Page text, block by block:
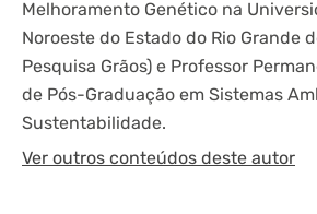
Melhoramento Genético na
Noroeste do Estado do Rio Grande
Pesquisa Grãos) e Professor
de Pós-Graduação em Sistemas
Sustentabilidade.
Ver outros conteúdos deste autor